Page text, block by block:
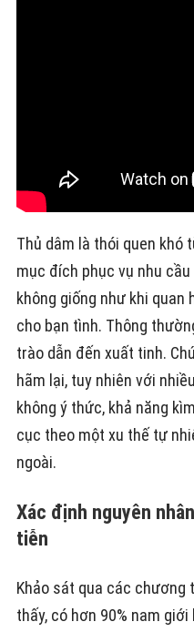
Thủ dâm là thói quen khó
mục đích phục vụ nhu
không giống như khi quan
cho bạn tình. Thông
trào dẫn đến xuất tinh.
hãm lại, tuy nhiên với
không ý thức, khả năng
cục theo một xu thế tự
ngoài.
Xác định nguyên
tiễn
Khảo sát qua các chương
thấy, có hơn 90% nam